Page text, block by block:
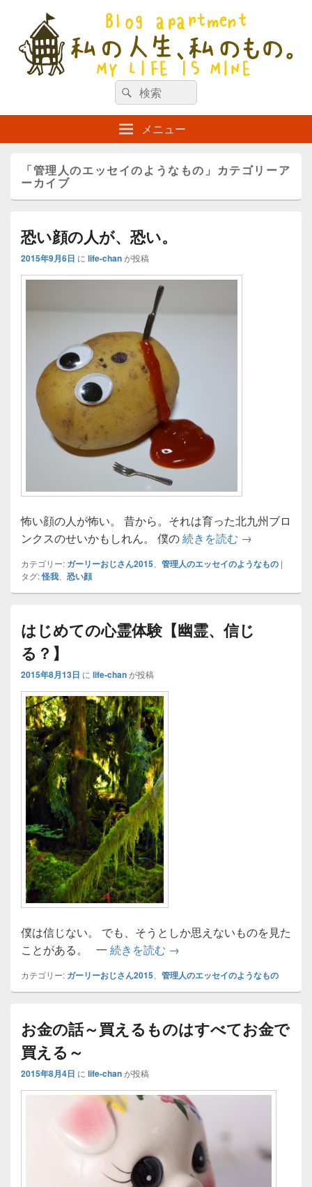
私の人生、私のもの。【新館】
検
索
対
象:
検
索
メニュー
「管理人のエッセイのようなもの 」カテゴリーア
ーカイブ
恐い顔の人が、恐い。
2015年9月6日 に life-chanが投稿
怖い顔の人が怖い。 昔から。それは育った北九州ブロ
ンクスのせいかもしれん。 僕の続きを読む 恐い顔の人が
→
カテゴリー: ガーリーおじさん2015 管理人のエッセイのようなもの |
タグ:怪我 恐い顔
はじめての心霊体験【幽霊、信じ
る？】
2015年8月13日 に life-chanが投稿
僕は信じない。 でも、そうとしか思えないものを見た
ことがある。 一 続きを読む はじめての心霊体験【幽霊
→
カテゴリー: ガーリーおじさん2015、 管理人のエッセイのようなもの
お金の話～買えるものはすべてお金で
買える～
2015年8月4日 に life-chanが投稿